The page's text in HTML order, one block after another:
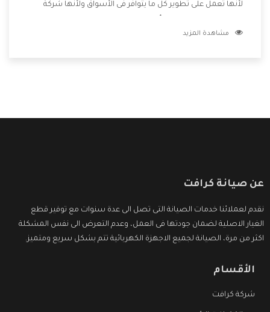
لأنها تعمل على تطوير كل ما يتوافر فى الأسواق ولأنها شركة
وتقدم للعملاء أقوى العروض والخصومات التى تسهل على
مشاهدة المزيد
عن صيانة كرافت
نقدم لعملائنا خدمات الصيانة التى تصل الى عدة سنوات مع توفير قطع
الغيار الاصلية لضمان جودتها فى العمل، وعدم التعرض الى نفس المشكلة
اكثر من مرة، الصيانة لجميع الاجهزة الكهربائية تتم بشكل سريع ومتميز.
الأقسام
شركة كرافت